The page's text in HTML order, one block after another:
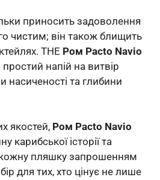
приносить задоволення
чистим; він також блищить
THE Ром Pacto Navio
напій на витвір
насиченості та глибини
якостей, Ром Pacto Navio
карибської історії та
пляшку запрошенням
для тих, хто цінує не лише